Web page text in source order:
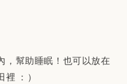
，幫助睡眠！也可以放在
：）